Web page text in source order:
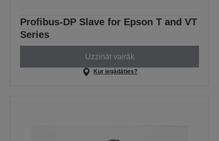
Profibus-DP Slave for Epson T and VT
Series
Uzzināt vairāk
Kur iegādāties?